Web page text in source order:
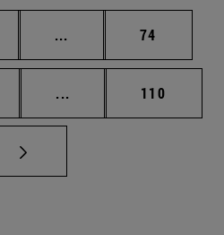
... Páginas intermedias
Página
74
... Páginas intermedias
Página
110